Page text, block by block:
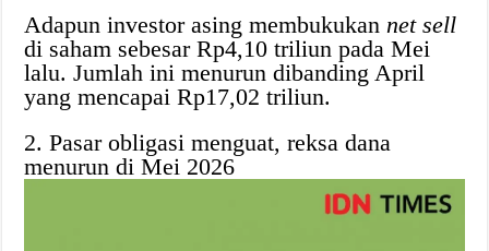
Adapun investor asing membukukan net sell
di saham sebesar Rp4,10 triliun pada Mei
lalu. Jumlah ini menurun dibanding April
yang mencapai Rp17,02 triliun.
2. Pasar obligasi menguat, reksa dana
menurun di Mei 2026